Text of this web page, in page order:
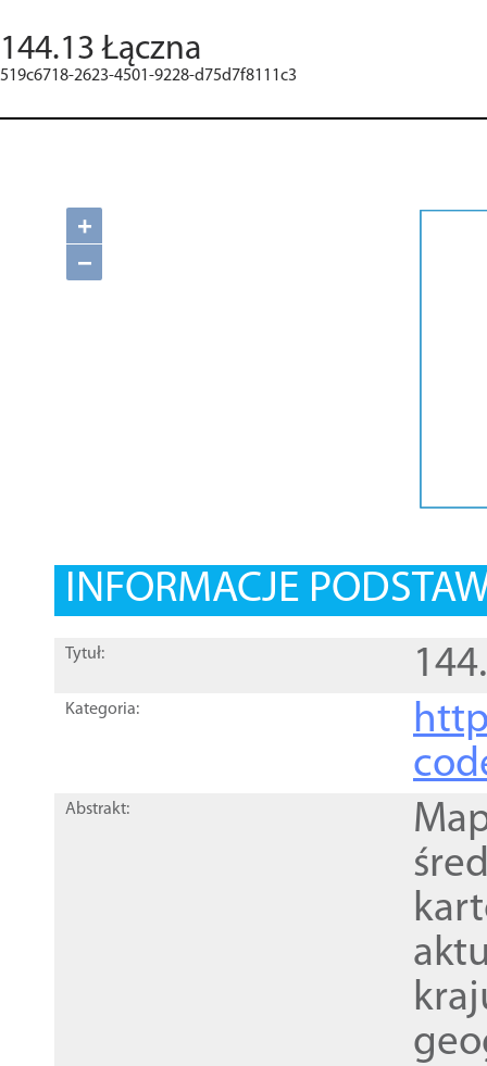
144.13 Łączna
519c6718-2623-4501-9228-d75d7f8111c3
+
−
INFORMACJE
Tytuł:
Kategoria:
Abstrakt: